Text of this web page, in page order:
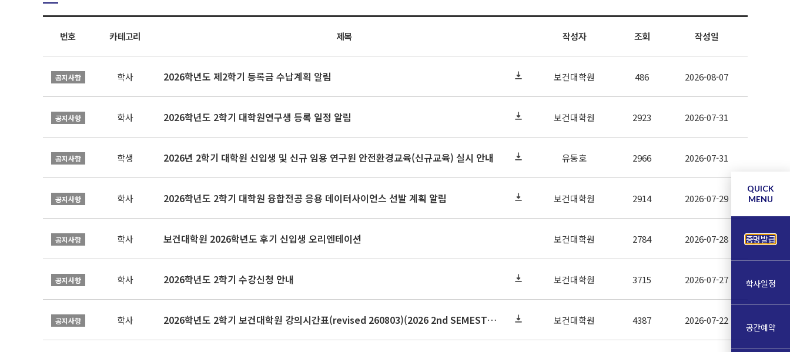
번호 카테고리 제목 작성자 조회 작성일
공지사항 학사 2026학년도 제2학기 등록금 수납계획 알림 보건대학원 486 2026-08-07
공지사항 학사 2026학년도 2학기 대학원연구생 등록 일정 알림 보건대학원 2923 2026-07-31
공지사항 학생 2026년 2학기 대학원 신입생 및 신규 임용 연구원 안전환경교육(신규교육) 실시 안내 유동호 2966 2026-07-31
공지사항 학사 2026학년도 2학기 대학원 융합전공 응용 데이터사이언스 선발 계획 알림 보건대학원 2914 2026-07-29
공지사항 학사 보건대학원 2026학년도 후기 신입생 오리엔테이션 보건대학원 2784 2026-07-28
공지사항 학사 2026학년도 2학기 수강신청 안내 보건대학원 3715 2026-07-27
공지사항 학사 2026학년도 2학기 보건대학원 강의시간표(revised 260803)(2026 2nd SEMESTER SNU GSPH TIMETABLE) 보건대학원 4387 2026-07-22
QUICK
MENU
증명발급
학사일정
공간예약